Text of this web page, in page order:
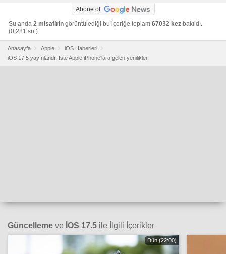
Abone ol
Şu anda 2 misafirin görüntülediği bu içeriğe toplam 67032 kez bakıldı.
(0,281 sn.)
Anasayfa Apple
iOS Haberleri
iOS 17.5 yayınlandı: İşte Apple iPhone'lara gelen yenilikler
Güncelleme ve İOS 17.5 ile İlgili İçerikler
Dün (22:00)